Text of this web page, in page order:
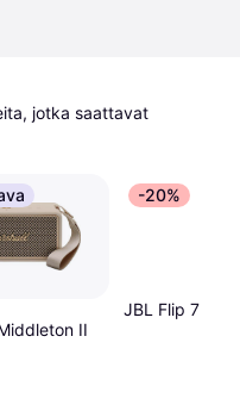
jotka saattavat
II
-20%
JBL Flip 7